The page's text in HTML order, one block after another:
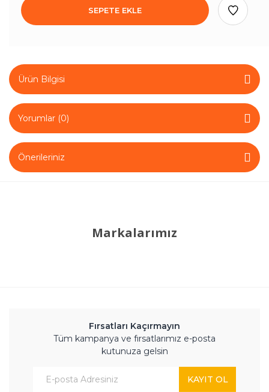
SEPETE EKLE
Ürün Bilgisi
Yorumlar (0)
Önerileriniz
Markalarımız
Fırsatları Kaçırmayın
Tüm kampanya ve fırsatlarımız e-posta
kutunuza gelsin
KAYIT OL